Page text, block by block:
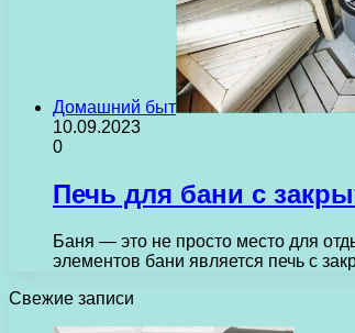
Домашний быт
10.09.2023
0
Печь для бани с
Баня — это не просто место для
элементов бани является печь с
Свежие записи